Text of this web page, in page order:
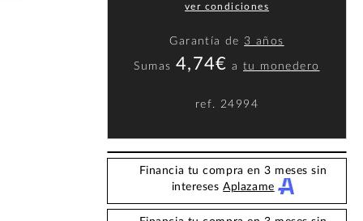
ver condiciones
Garantía de 3 años
Sumas 4,74€ atu monedero
ref. 24994
Financia tu compra en 3 meses sin
interesesAplazame